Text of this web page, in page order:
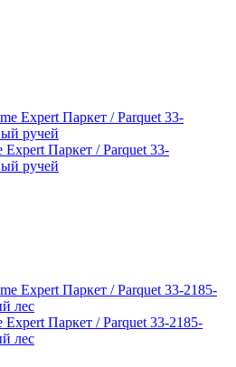
Паркет / Parquet 33-
ручей
Паркет / Parquet 33-2185-
лес